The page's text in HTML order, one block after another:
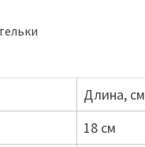
Длина, см
18 см